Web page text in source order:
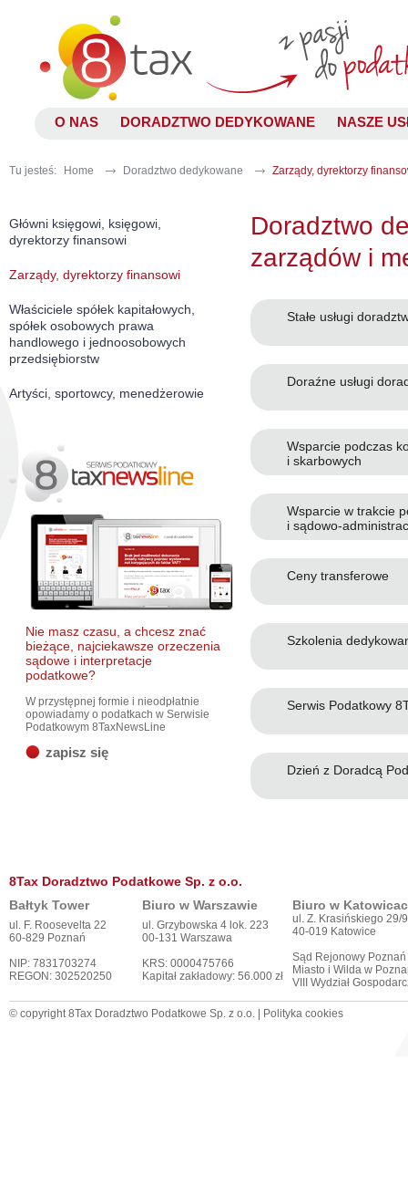
O NAS DORADZTWO DEDYKOWANE NASZE
Tu jesteś: Home Doradztwo dedykowane Zarządy, dyrektorzy
Główni księgowi, księgowi,
dyrektorzy finansowi
Zarządy, dyrektorzy finansowi
Właściciele spółek kapitałowych,
spółek osobowych prawa
handlowego i jednoosobowych
przedsiębiorstw
Artyści, sportowcy, menedżerowie
Nie masz czasu, a chcesz znać
bieżące, najciekawsze orzeczenia
sądowe i interpretacje
podatkowe?
W przystępnej formie i nieodpłatnie
opowiadamy o podatkach w Serwisie
Podatkowym 8TaxNewsLine
zapisz się
Doradztwo
zarządów i
Stałe usługi
Doraźne usługi
Wsparcie podczas
i skarbowych
Wsparcie w trakcie
i sądowo-
Ceny transferowe
Szkolenia
Serwis Podatkowy
Dzień z Doradcą
8Tax Doradztwo Podatkowe Sp. z o.o.
Bałtyk Tower
Biuro w Warszawie Biuro w
ul. F. Roosevelta 22
60-829 Poznań
NIP: 7831703274
REGON: 302520250
ul. Grzybowska 4 lok. 223
00-131 Warszawa
KRS: 0000475766
Kapitał zakładowy: 56.000 zł
ul. Z. Krasińskiego 29/9
40-019 Katowice
Sąd Rejonowy
Miasto i Wilda w
VIII Wydział
© copyright 8Tax Doradztwo Podatkowe Sp. z o.o. | Polityka cookies